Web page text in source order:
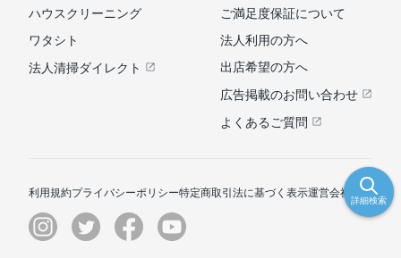
詳細検索
ハウスクリーニング
ワタシト
法人清掃ダイレクト
ご満足度保証について
法人利用の方へ
出店希望の方へ
広告掲載のお問い合わせ
よくあるご質問
利用規約プライバシーポリシー特定商取引法に基づく表示運営会社